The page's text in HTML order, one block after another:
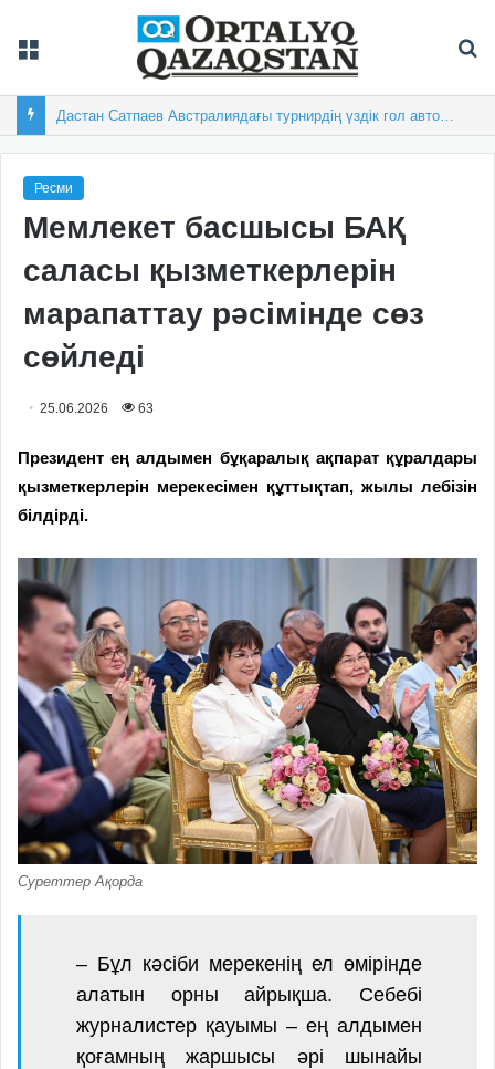
Ресми
Мемлекет басшысы БАҚ
саласы қызметкерлерін
марапаттау рәсімінде сөз
сөйледі
25.06.2026 63
Президент ең алдымен бұқаралық ақпарат құралдары
қызметкерлерін мерекесімен құттықтап, жылы лебізін
білдірді.
Суреттер Ақорда
– Бұл кәсіби мерекенің ел өмірінде
алатын орны айрықша. Себебі
журналистер қауымы – ең алдымен
қоғамның жаршысы әрі шынайы